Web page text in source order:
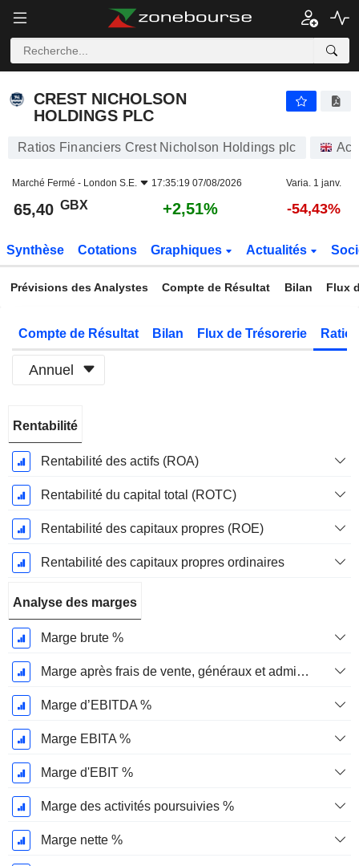
CREST NICHOLSON
HOLDINGS PLC
Ratios Financiers Crest Nicholson Holdings plc
Marché Fermé - London S.E. 17:35:19 07/08/2026 Varia. 1 janv.
65,40 GBX +2,51% -54,43%
Synthèse Cotations Graphiques Actualités
Prévisions des Analystes Compte de Résultat Bilan Flux
Compte de Résultat Bilan Flux de Trésorerie
Annuel
Fiscale:
Octobre
Rentabilité
Rentabilité des actifs (ROA)
Rentabilité du capital total (ROTC)
Rentabilité des capitaux propres (ROE)
Rentabilité des capitaux propres ordinaires
Analyse des marges
Marge brute %
Marge après frais de vente, généraux et administratifs %
Marge d’EBITDA %
Marge EBITA %
Marge d'EBIT %
Marge des activités poursuivies %
Marge nette %